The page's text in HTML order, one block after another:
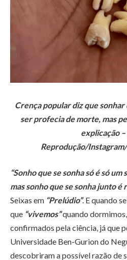
Crença popular diz que
ser profecia de morte, mas
explicação
Reprodução/
“Sonho que se sonha só é só um
mas sonho que se sonha junto é
Seixas em “Prelúdio”. E quando
que “vivemos”quando
confirmados pela ciência, já que
Universidade Ben-Gurion do
descobriram a possível razão de